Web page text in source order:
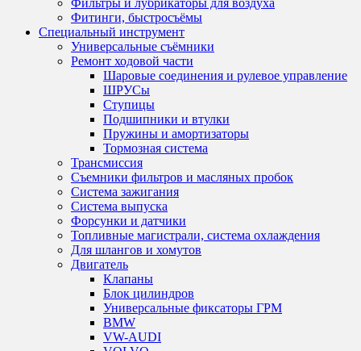
Фильтры и лубрикаторы для воздуха
Фитинги, быстросъёмы
Специальный инструмент
Универсальные съёмники
Ремонт ходовой части
Шаровые соединения и рулевое управление
ШРУСы
Ступицы
Подшипники и втулки
Пружины и амортизаторы
Тормозная система
Трансмиссия
Съемники фильтров и масляных пробок
Система зажигания
Система выпуска
Форсунки и датчики
Топливные магистрали, система охлаждения
Для шлангов и хомутов
Двигатель
Клапаны
Блок цилиндров
Универсальные фиксаторы ГРМ
BMW
VW-AUDI